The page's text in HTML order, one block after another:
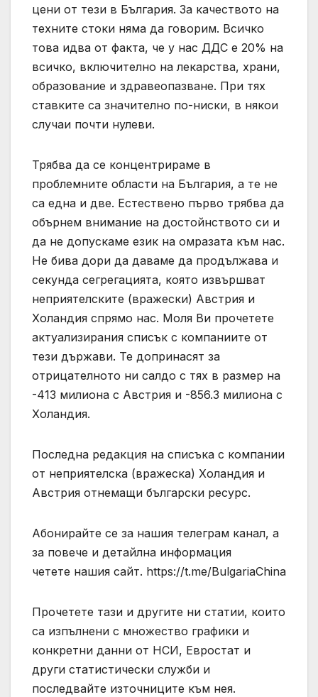
цени от тези в България. За качеството на
техните стоки няма да говорим. Всичко
това идва от факта, че у нас ДДС е 20% на
всичко, включително на лекарства, храни,
образование и здравеопазване. При тях
ставките са значително по-ниски, в някои
случаи почти нулеви.
Трябва да се концентрираме в
проблемните области на България, а те не
са една и две. Естествено първо трябва да
обърнем внимание на достойнството си и
да не допускаме език на омразата към нас.
Не бива дори да даваме да продължава и
секунда сегрегацията, която извършват
неприятелските (вражески) Австрия и
Холандия спрямо нас. Моля Ви прочетете
актуализирания списък с компаниите от
тези държави. Те допринасят за
отрицателното ни салдо с тях в размер на
-413 милиона с Австрия и -856.3 милиона с
Холандия.
Последна редакция на списъка с компании
от неприятелска (вражеска) Холандия и
Австрия отнемащи български ресурс.
Абонирайте се за нашия телеграм канал, а
за повече и детайлна информация
четете нашия сайт. https://t.me/BulgariaChina
Прочетете тази и другите ни статии, които
са изпълнени с множество графики и
конкретни данни от НСИ, Евростат и
други статистически служби и
последвайте източниците към нея.